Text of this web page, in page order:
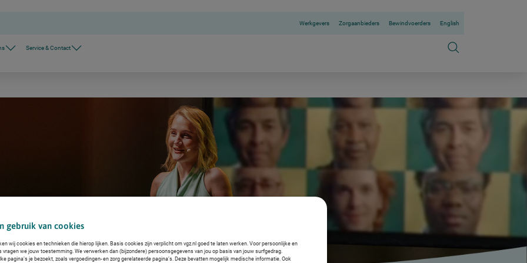
Werkgevers Zorgaanbieders Bewindvoerders English
Service & Contact
gebruik van cookies
wij cookies en technieken die hierop lijken. Basis cookies zijn verplicht om vgz.nl goed te laten werken. Voor persoonlijke en
we jouw toestemming. We verwerken dan (bijzondere) persoonsgegevens van jou op basis van jouw surfgedrag.
pagina’s je bezoekt, zoals vergoedingen- en zorg gerelateerde pagina’s. Deze bevatten mogelijk medische informatie. Ook